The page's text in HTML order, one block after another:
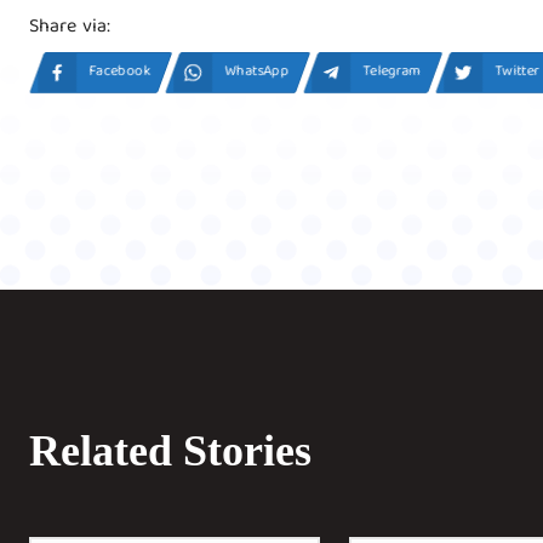
Share via:
Facebook WhatsApp Telegram Twitter
Related Stories